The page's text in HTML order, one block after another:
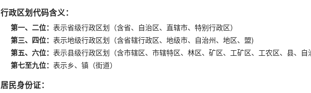
行政区划代码含义：
第一、二位： 表示省级行政区划（含省、自治区、直辖市、特别行政区）
第三、四位： 表示地级行政区划（含省辖行政区、地级市、自治州、地区、盟)
第五、六位： 表示县级行政区划（含市辖区、市辖特区、林区、矿区、工矿区、工农区、县、
第七至九位： 表示乡、镇（街道）
居民身份证：